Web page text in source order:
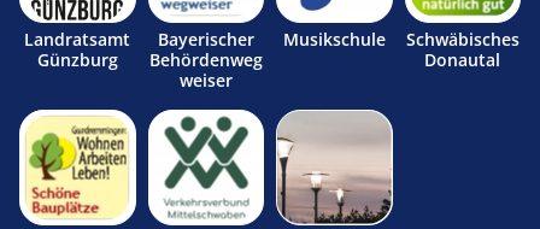
Landratsamt
Günzburg
Bayerischer
Behördenweg
weiser
Musikschule
Schwäbisches
Donautal